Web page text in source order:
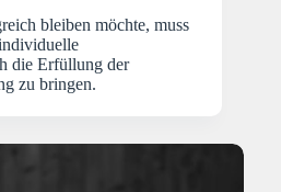
bleiben möchte, muss
die Erfüllung der
zu bringen.